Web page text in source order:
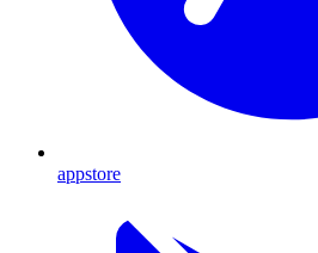
appstore